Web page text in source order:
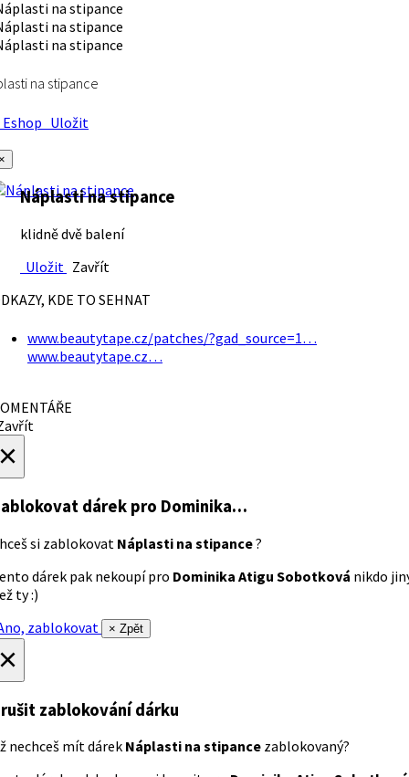
na stipance
Uložit
Náplasti na stipance
klidně dvě balení
Uložit Zavřít
KDE TO SEHNAT
www.beautytape.cz/patches/?gad_source=1…
www.beautytape.cz…
dárek pro Dominika…
si zablokovat Náplasti na stipance?
dárek pak nekoupí pro Dominika Atigu Sobotková nikdo
ty :)
zablokovat
× Zpět
zablokování dárku
nechceš mít dárek Náplasti na stipance zablokovaný?